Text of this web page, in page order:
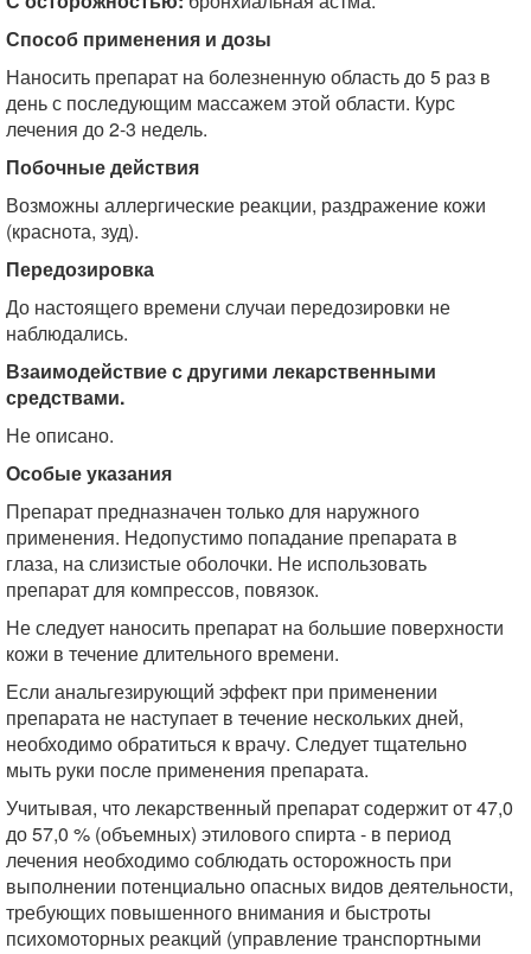
Способ применения и дозы
Наносить препарат на болезненную область до 5 раз в
день с последующим массажем этой области. Курс
лечения до 2-3 недель.
Побочные действия
Возможны аллергические реакции, раздражение кожи
(краснота, зуд).
Передозировка
До настоящего времени случаи передозировки не
наблюдались.
Взаимодействие с другими лекарственными
средствами.
Не описано.
Особые указания
Препарат предназначен только для наружного
применения. Недопустимо попадание препарата в
глаза, на слизистые оболочки. Не использовать
препарат для компрессов, повязок.
Не следует наносить препарат на большие поверхности
кожи в течение длительного времени.
Если анальгезирующий эффект при применении
препарата не наступает в течение нескольких дней,
необходимо обратиться к врачу. Следует тщательно
мыть руки после применения препарата.
Учитывая, что лекарственный препарат содержит от 47,0
до 57,0 % (объемных) этилового спирта - в период
лечения необходимо соблюдать осторожность при
выполнении потенциально опасных видов деятельности,
требующих повышенного внимания и быстроты
психомоторных реакций (управление транспортными